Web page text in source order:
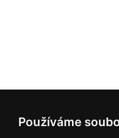
Používáme